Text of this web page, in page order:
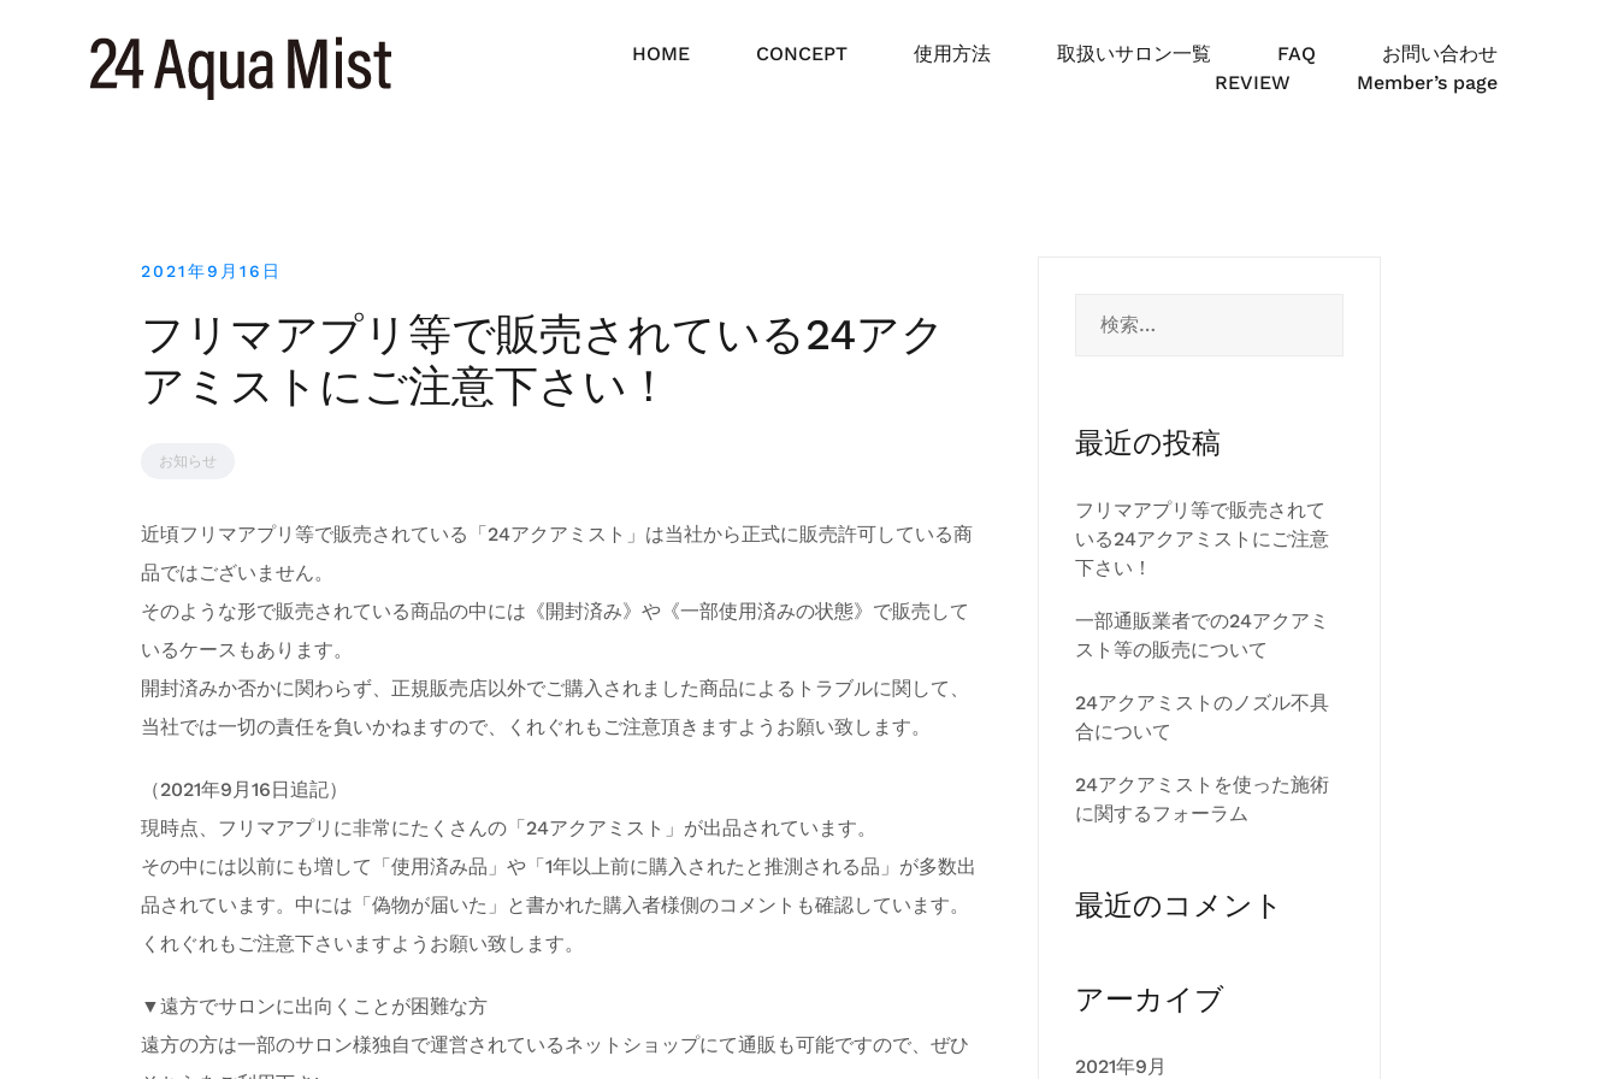
HOME CONCEPT 使用方法 取扱いサロン一覧 FAQ
お問い合わせ
REVIEW
Member’s page
2021年9月16日
フリマアプリ等で販売されている24アク
アミストにご注意下さい！
お知らせ
近頃フリマアプリ等で販売されている「24アクアミスト」は当社から正式に販売許可している商
品ではございません。
そのような形で販売されている商品の中には《開封済み》や《一部使用済みの状態》で販売して
いるケースもあります。
開封済みか否かに関わらず、正規販売店以外でご購入されました商品によるトラブルに関して、
当社では一切の責任を負いかねますので、くれぐれもご注意頂きますようお願い致します。
（2021年9月16日追記）
現時点、フリマアプリに非常にたくさんの「24アクアミスト」が出品されています。
その中には以前にも増して「使用済み品」や「1年以上前に購入されたと推測される品」が多数出
品されています。中には「偽物が届いた」と書かれた購入者様側のコメントも確認しています。
くれぐれもご注意下さいますようお願い致します。
▼遠方でサロンに出向くことが困難な方
遠方の方は一部のサロン様独自で運営されているネットショップにて通販も可能ですので、ぜひ
最近の投稿
フリマアプリ等で販売されて
いる24アクアミストにご注意
下さい！
一部通販業者での24アクアミ
スト等の販売について
24アクアミストのノズル不具
合について
24アクアミストを使った施術
に関するフォーラム
最近のコメント
アーカイブ
2021年9月